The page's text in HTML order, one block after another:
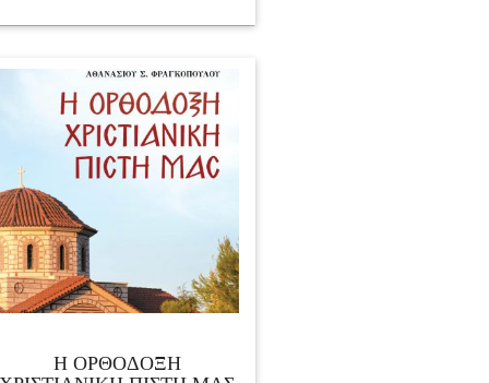
Η ΟΡΘΟΔΟΞΗ